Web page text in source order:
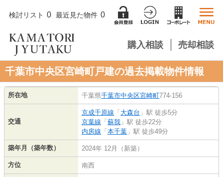
検討リスト 0 最近見た物件 0
購入相談 売却相談
千葉市中央区宮崎町戸建の過去掲載物件情報
所在地 千葉県千葉市中央区宮崎町774-156
交通
京成千原線 「 大森台 」駅 徒歩5分
京葉線 「 蘇我 」駅 徒歩22分
内房線 「 本千葉 」駅 徒歩49分
築年月（築年数） 2024年 12月（新築）
方位 南西